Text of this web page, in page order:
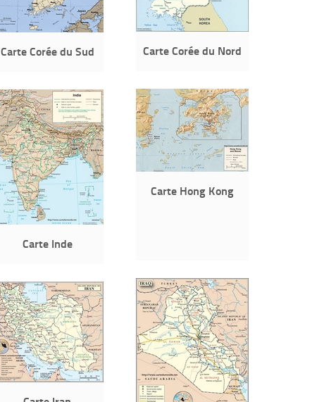
Carte Corée du Nord
Carte Corée du Sud
Carte Hong Kong
Carte Inde